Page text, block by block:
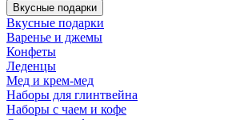
Вкусные подарки
Вкусные подарки
Варенье и джемы
Конфеты
Леденцы
Мед и крем-мед
Наборы для глинтвейна
Наборы с чаем и кофе